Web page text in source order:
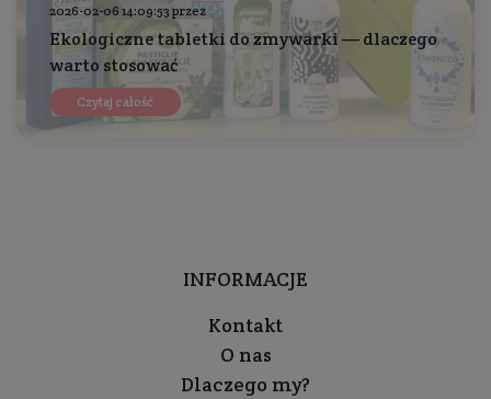
2026-02-06 14:09:53 przez
Ekologiczne tabletki do zmywarki — dlaczego
warto stosować
Czytaj całość
INFORMACJE
Kontakt
O nas
Dlaczego my?